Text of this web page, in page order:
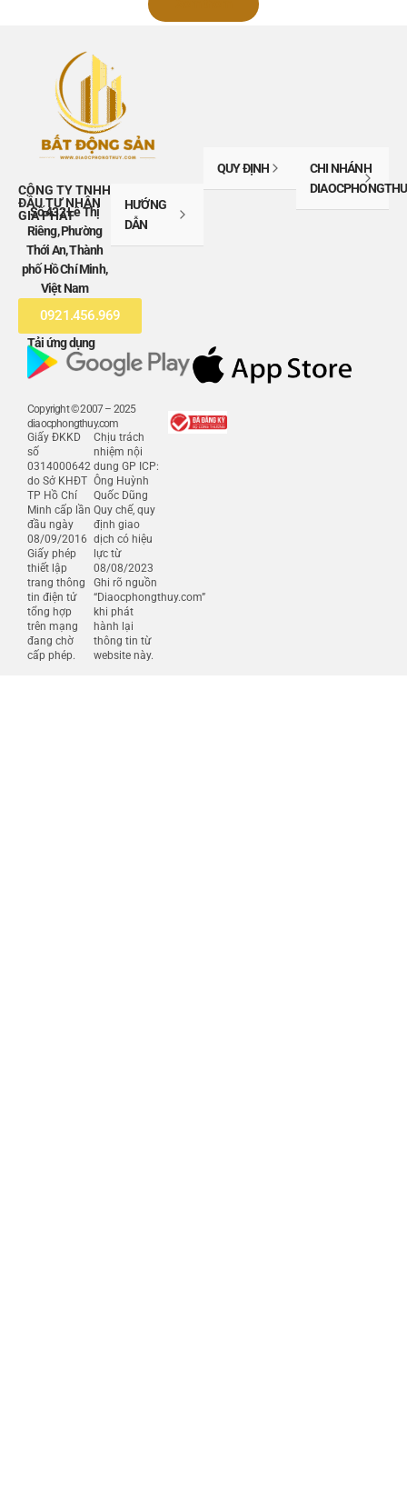
CÔNG TY TNHH
ĐẦU TƯ NHÂN
GIA PHÁT
Số 432 Lê Thị
Riêng, Phường
Thới An, Thành
phố Hồ Chí Minh,
Việt Nam
0921.456.969
HƯỚNG
DẪN
QUY ĐỊNH
CHI NHÁNH
Tải ứng dụng
Copyright © 2007 – 2025
diaocphongthuy.com
Giấy ĐKKD
số
0314000642
do Sở KHĐT
TP Hồ Chí
Minh cấp lần
đầu ngày
08/09/2016
Giấy phép
thiết lập
trang thông
tin điện tử
tổng hợp
trên mạng
đang chờ
cấp phép.
Chịu trách
nhiệm nội
dung GP ICP:
Ông Huỳnh
Quốc Dũng
Quy chế, quy
định giao
dịch có hiệu
lực từ
08/08/2023
Ghi rõ nguồn
“Diaocphongthuy.com”
khi phát
hành lại
thông tin từ
website này.